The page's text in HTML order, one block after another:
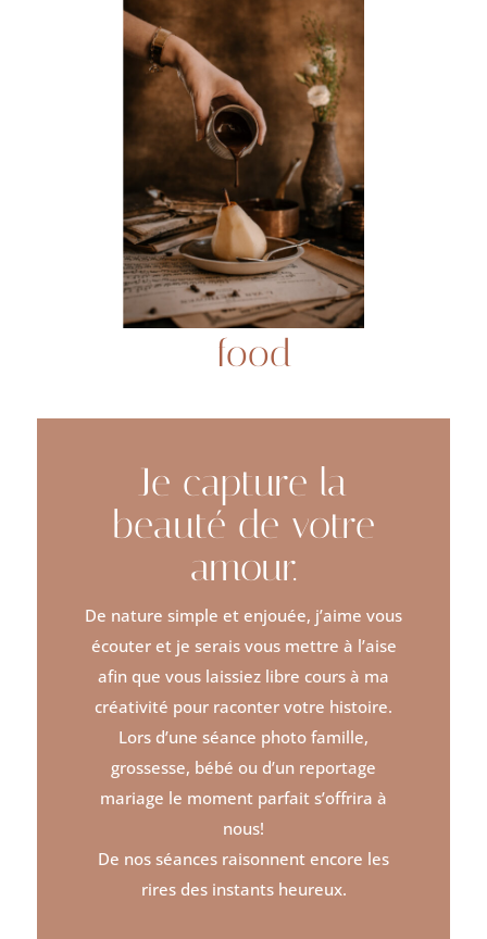
food
Je capture la
beauté de votre
amour.
De nature simple et enjouée, j’aime vous
écouter et je serais vous mettre à l’aise
afin que vous laissiez libre cours à ma
créativité pour raconter votre histoire.
Lors d’une séance photo famille,
grossesse, bébé ou d’un reportage
mariage le moment parfait s’offrira à
nous!
De nos séances raisonnent encore les
rires des instants heureux.